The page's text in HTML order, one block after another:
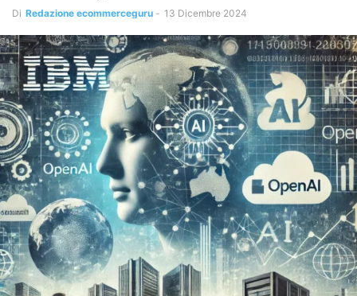
Di Redazione ecommerceguru - 13 Dicembre 2024